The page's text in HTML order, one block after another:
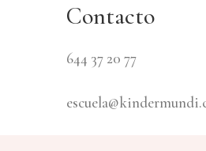
Contacto
644 37 20 77